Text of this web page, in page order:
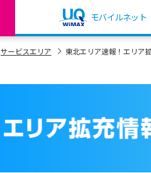
モバイルネット
サービスエリア 東北エリア速報！エリア